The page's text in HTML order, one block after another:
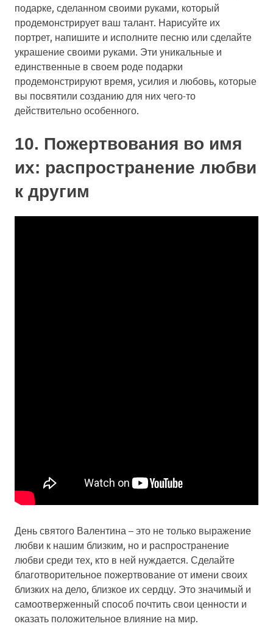
подарке, сделанном своими руками, который
продемонстрирует ваш талант. Нарисуйте их
портрет, напишите и исполните песню или сделайте
украшение своими руками. Эти уникальные и
единственные в своем роде подарки
продемонстрируют время, усилия и любовь, которые
вы посвятили созданию для них чего-то
действительно особенного.
10. Пожертвования во имя
их: распространение любви
к другим
День святого Валентина – это не только выражение
любви к нашим близким, но и распространение
любви среди тех, кто в ней нуждается. Сделайте
благотворительное пожертвование от имени своих
близких на дело, близкое их сердцу. Это значимый и
самоотверженный способ почтить свои ценности и
оказать положительное влияние на мир.